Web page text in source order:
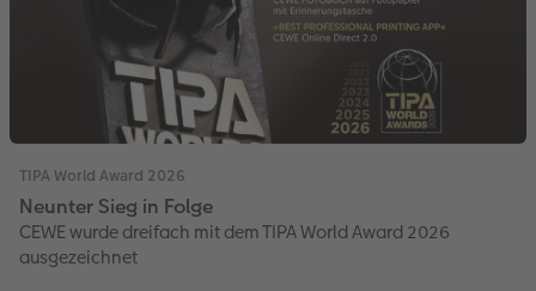
TIPA World Award 2026
Neunter Sieg in Folge
CEWE wurde dreifach mit dem TIPA World Award 2026
ausgezeichnet